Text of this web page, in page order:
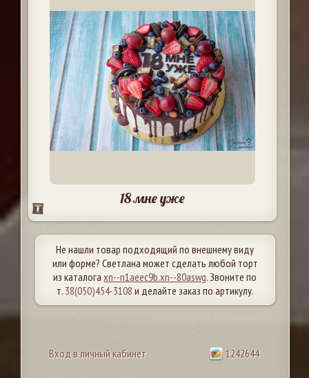
18 мне уже
Не нашли товар подходящий по внешнему виду
или форме? Светлана может сделать любой торт
из каталогаxn--n1aeec9b.xn--80aswg. Звоните по
т. 38(050)454-3108 и делайте заказ по артикулу.
Вход в личный кабинет 1242644